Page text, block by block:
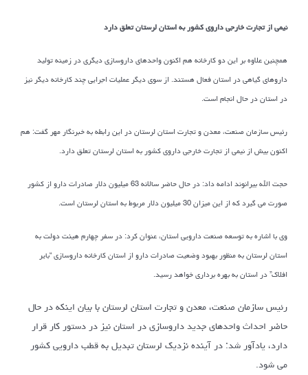
نیمی از تجارت خارجی داروی کشور به استان لرستان تعلق دارد
همچنین علاوه بر این دو کارخانه هم اکنون واحدهای داروسازی دیگری در زمینه تولید
داروهای گیاهی در استان فعال هستند. از سوی دیگر عملیات اجرایی چند کارخانه دیگر نیز
در استان در حال انجام است.
رئیس سازمان صنعت، معدن و تجارت استان لرستان در این رابطه به خبرنگار مهر گفت: هم
اکنون بیش از نیمی از تجارت خارجی داروی کشور به استان لرستان تعلق دارد.
حجت الله بیرانوند ادامه داد: در حال حاضر سالانه 63 میلیون دلار صادرات دارو از کشور
صورت می گیرد که از این میزان 30 میلیون دلار مربوط به استان لرستان است.
وی با اشاره به توسعه صنعت دارویی استان، عنوان کرد: در سفر چهارم هیئت دولت به
استان لرستان به منظور بهبود وضعیت صادرات دارو از استان کارخانه داروسازی “بایر
افلاک” در استان به بهره برداری خواهد رسید.
رئیس سازمان صنعت، معدن و تجارت استان لرستان با بیان اینکه در حال
حاضر احداث واحدهای جدید داروسازی در استان نیز در دستور کار قرار
دارد، یادآور شد: در آینده نزدیک لرستان تبدیل به قطب دارویی کشور
می شود.